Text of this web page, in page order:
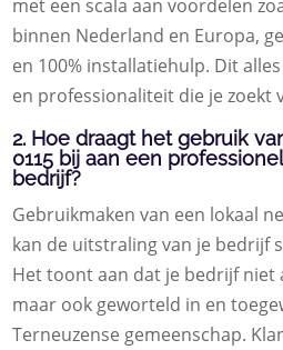
met een scala aan voordelen
binnen Nederland en Europa,
en 100% installatiehulp. Dit
en professionaliteit die je zoekt
2. Hoe draagt het gebruik
0115 bij aan een
bedrijf?
Gebruikmaken van een lokaal
kan de uitstraling van je bedrijf
Het toont aan dat je bedrijf niet
maar ook geworteld in en
Terneuzense gemeenschap.